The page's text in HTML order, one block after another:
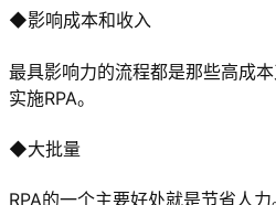
◆影响成本和收入
最具影响力的流程都是那些高成
实施RPA。
◆大批量
RPA的一个主要好处就是节省人